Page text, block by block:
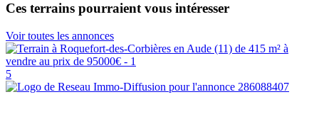
Ces terrains pourraient vous intéresser
Voir toutes les annonces
5